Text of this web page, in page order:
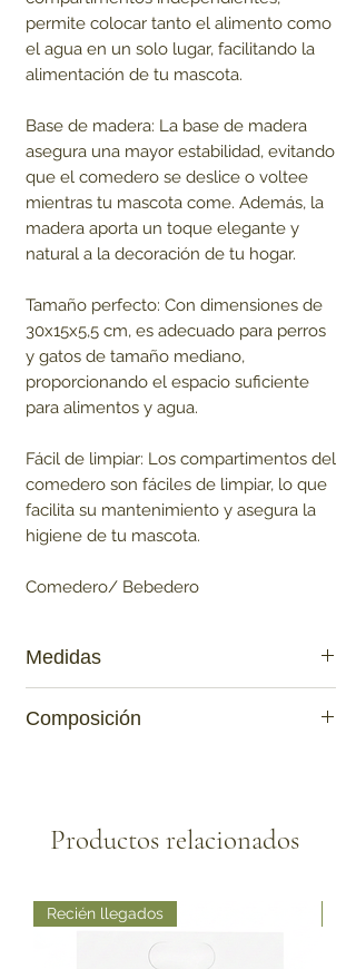
permite colocar tanto el alimento como
el agua en un solo lugar, facilitando la
alimentación de tu mascota.
Base de madera: La base de madera
asegura una mayor estabilidad, evitando
que el comedero se deslice o voltee
mientras tu mascota come. Además, la
madera aporta un toque elegante y
natural a la decoración de tu hogar.
Tamaño perfecto: Con dimensiones de
30x15x5,5 cm, es adecuado para perros
y gatos de tamaño mediano,
proporcionando el espacio suficiente
para alimentos y agua.
Fácil de limpiar: Los compartimentos del
comedero son fáciles de limpiar, lo que
facilita su mantenimiento y asegura la
higiene de tu mascota.
Comedero/ Bebedero
Medidas
Composición
Productos relacionados
Recién llegados